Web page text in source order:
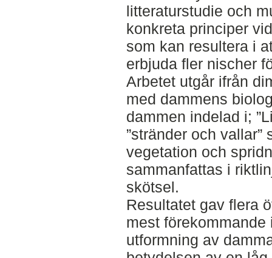
litteraturstudie och
konkreta principer
som kan resultera i
erbjuda fler nischer
Arbetet utgår ifrån
med dammens
dammen indelad i;
”stränder och vallar”
vegetation och
sammanfattas i
skötsel.
Resultatet gav flera
mest
utformning av